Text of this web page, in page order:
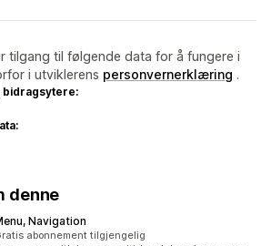
tilgang til følgende data for å fungere i
i utviklerens personvernerklæring .
bidragsytere:
denne
Navigation
abonnement tilgjengelig